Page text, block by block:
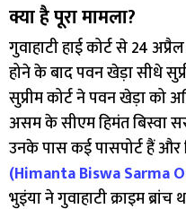
क्या है पूरा मामला?
गुवाहाटी हाई कोर्ट से 24
होने के बाद पवन खेड़ा सीधे
सुप्रीम कोर्ट ने पवन खेड़ा को
असम के सीएम हिमंत बिस्वा
उनके पास कई पासपोर्ट हैं और
(Himanta Biswa Sarma
भुइंया ने गुवाहाटी क्राइम